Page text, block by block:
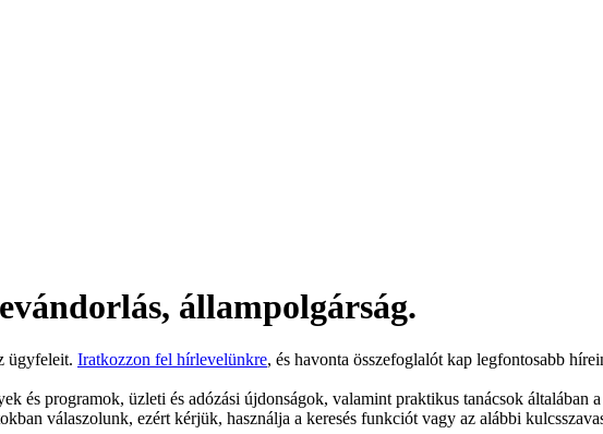
állam­polgárság.
ügyfeleit. Iratkozzon fel hírlevelünkre, és havonta összefoglalót kap legfontosabb
és programok, üzleti és adózási újdonságok, valamint praktikus tanácsok általában
válaszolunk, ezért kérjük, használja a keresés funkciót vagy az alábbi